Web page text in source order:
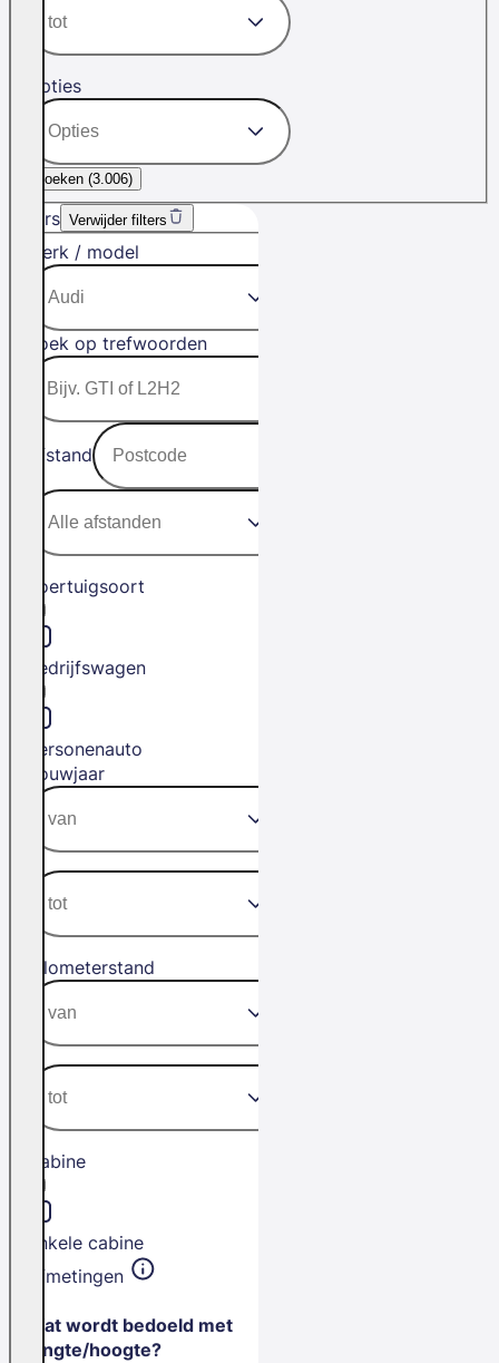
Opties
Zoeken (3.006)
Filters Verwijder filters
Merk / model
Zoek op trefwoorden
Afstand
Voertuigsoort
Bedrijfswagen
Personenauto
Bouwjaar
Kilometerstand
Cabine
Enkele cabine
Afmetingen
Wat wordt bedoeld met
lengte/hoogte?